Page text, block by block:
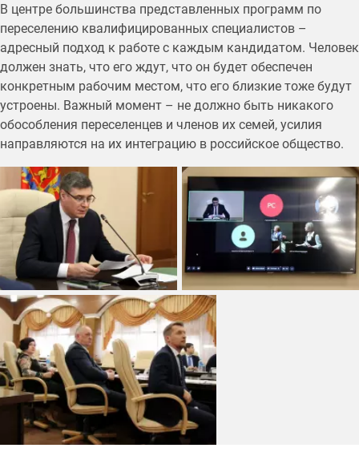
В центре большинства представленных программ по
переселению квалифицированных специалистов –
адресный подход к работе с каждым кандидатом. Человек
должен знать, что его ждут, что он будет обеспечен
конкретным рабочим местом, что его близкие тоже будут
устроены. Важный момент – не должно быть никакого
обособления переселенцев и членов их семей, усилия
направляются на их интеграцию в российское общество.